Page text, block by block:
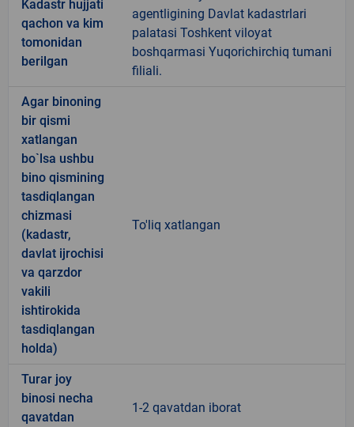
Kadastr hujjati
qachon va kim
tomonidan
berilgan
agentligining Davlat kadastrlari
palatasi Toshkent viloyat
boshqarmasi Yuqorichirchiq tumani
filiali.
Agar binoning
bir qismi
xatlangan
bo`lsa ushbu
bino qismining
tasdiqlangan
chizmasi
(kadastr,
davlat ijrochisi
va qarzdor
vakili
ishtirokida
tasdiqlangan
holda)
To'liq xatlangan
Turar joy
binosi necha
qavatdan
1-2 qavatdan iborat